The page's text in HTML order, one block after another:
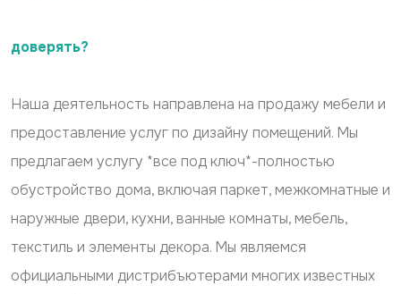
доверять?
Наша деятельность направлена на продажу мебели и
предоставление услуг по дизайну помещений. Мы
предлагаем услугу *все под ключ*-полностью
обустройство дома, включая паркет, межкомнатные и
наружные двери, кухни, ванные комнаты, мебель,
текстиль и элементы декора. Мы являемся
официальными дистрибъютерами многих известных